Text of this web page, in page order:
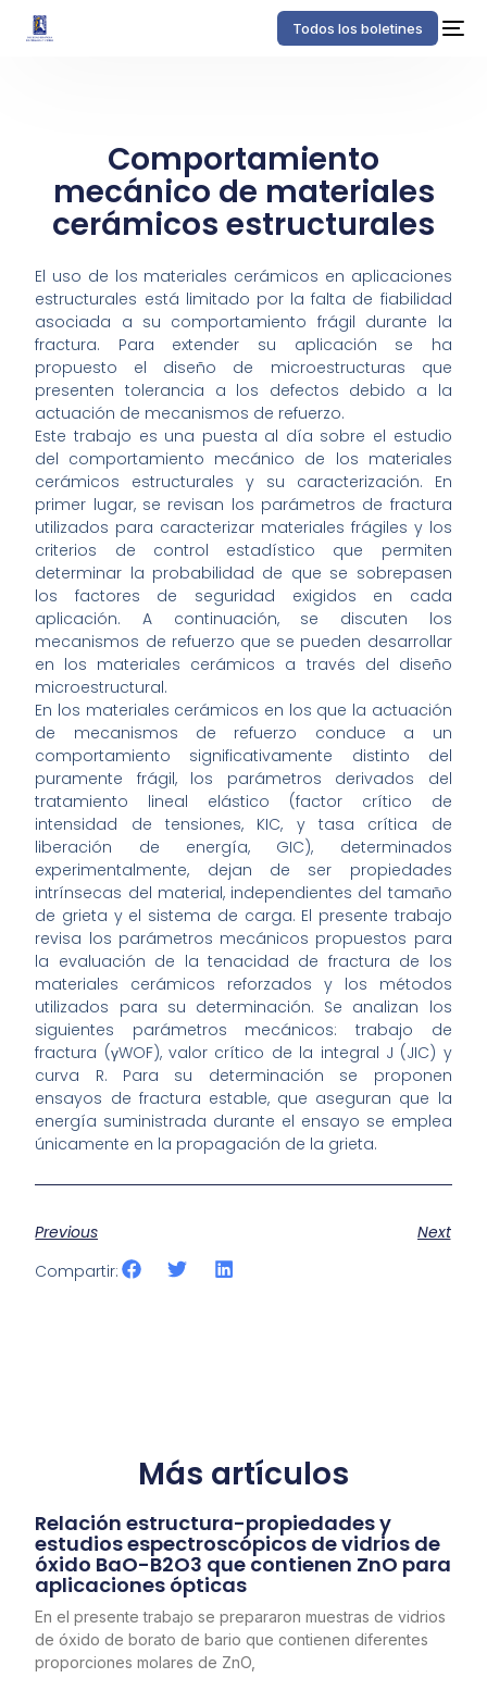
Todos los boletines
Comportamiento
mecánico de materiales
cerámicos estructurales
El uso de los materiales cerámicos en aplicaciones
estructurales está limitado por la falta de fiabilidad
asociada a su comportamiento frágil durante la
fractura. Para extender su aplicación se ha
propuesto el diseño de microestructuras que
presenten tolerancia a los defectos debido a la
actuación de mecanismos de refuerzo.
Este trabajo es una puesta al día sobre el estudio
del comportamiento mecánico de los materiales
cerámicos estructurales y su caracterización. En
primer lugar, se revisan los parámetros de fractura
utilizados para caracterizar materiales frágiles y los
criterios de control estadístico que permiten
determinar la probabilidad de que se sobrepasen
los factores de seguridad exigidos en cada
aplicación. A continuación, se discuten los
mecanismos de refuerzo que se pueden desarrollar
en los materiales cerámicos a través del diseño
microestructural.
En los materiales cerámicos en los que la actuación
de mecanismos de refuerzo conduce a un
comportamiento significativamente distinto del
puramente frágil, los parámetros derivados del
tratamiento lineal elástico (factor crítico de
intensidad de tensiones, KIC, y tasa crítica de
liberación de energía, GIC), determinados
experimentalmente, dejan de ser propiedades
intrínsecas del material, independientes del tamaño
de grieta y el sistema de carga. El presente trabajo
revisa los parámetros mecánicos propuestos para
la evaluación de la tenacidad de fractura de los
materiales cerámicos reforzados y los métodos
utilizados para su determinación. Se analizan los
siguientes parámetros mecánicos: trabajo de
fractura (γWOF), valor crítico de la integral J (JIC) y
curva R. Para su determinación se proponen
ensayos de fractura estable, que aseguran que la
energía suministrada durante el ensayo se emplea
únicamente en la propagación de la grieta.
Previous
Next
Compartir:
Más artículos
Relación estructura-propiedades y
estudios espectroscópicos de vidrios de
óxido BaO-B2O3 que contienen ZnO para
aplicaciones ópticas
En el presente trabajo se prepararon muestras de vidrios
de óxido de borato de bario que contienen diferentes
proporciones molares de ZnO,